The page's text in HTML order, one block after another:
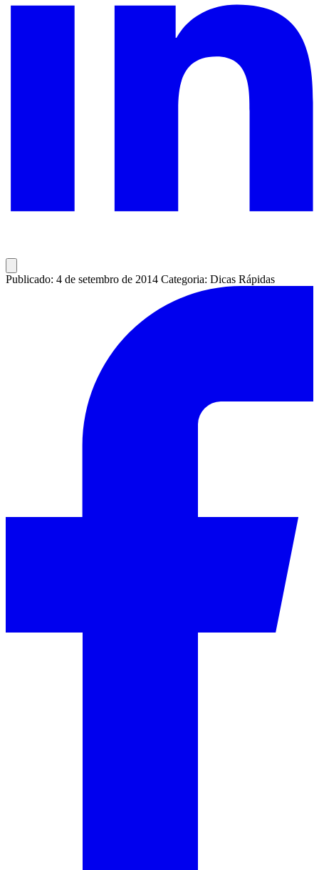
Publicado: 4 de setembro de 2014 Categoria: Dicas Rápidas